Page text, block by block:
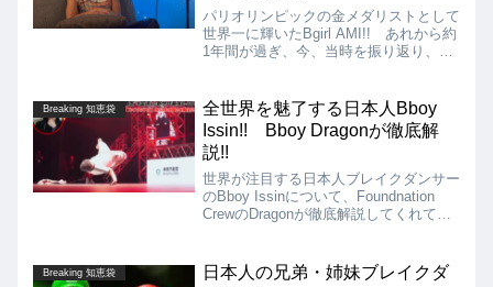
パリオリンピックの金メダリストとして
世界一に輝いたBgirl AMI!! あれから約
1年間が過ぎ、今、当時を振り返り、輝
んの動画を紹介します!!
Breaking 知恵袋
全世界を魅了する日本人Bboy
Issin!! Bboy Dragonが徹底解
説!!
世界が注目する日本人ブレイクダンサー
のBboy Issinについて、Foundnation
CrewのDragonが徹底解説してくれてい
と表現!! 毎回何をしてくれるのだろう
Breaking 知恵袋
日本人の兄弟・姉妹ブレイクダ